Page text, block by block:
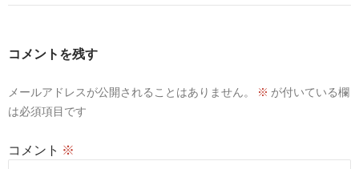
ゲ
ョ
コメントを残す
メールアドレスが公開されることはありません。 ※ が付いている欄
は必須項目です
コメント ※